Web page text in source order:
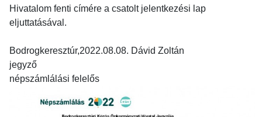
Hivatalom fenti címére a csatolt jelentkezési lap
eljuttatásával.
Bodrogkeresztúr,2022.08.08. Dávid Zoltán
jegyző
népszámlálási felelős